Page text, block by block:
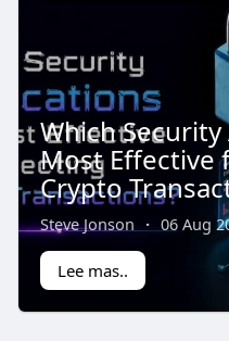
Which
Most Effective
Crypto
Steve Jonson · 06 Aug
Lee mas..